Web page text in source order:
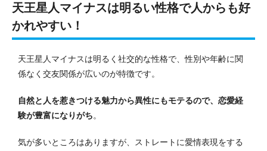
天王星人マイナスは明るい性格で人からも好
かれやすい！
天王星人マイナスは明るく社交的な性格で、性別や年齢に関
係なく交友関係が広いのが特徴です。
自然と人を惹きつける魅力から異性にもモテるので、恋愛経
験が豊富になりがち。
気が多いところはありますが、ストレートに愛情表現をする